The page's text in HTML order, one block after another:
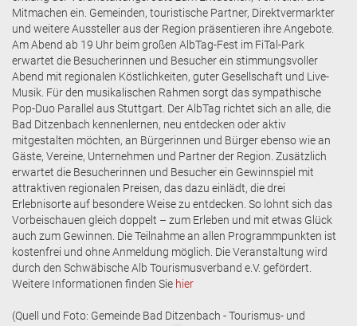
Mitmachen ein. Gemeinden, touristische Partner, Direktvermarkter
und weitere Aussteller aus der Region präsentieren ihre Angebote.
Am Abend ab 19 Uhr beim großen AlbTag-Fest im FiTal-Park
erwartet die Besucherinnen und Besucher ein stimmungsvoller
Abend mit regionalen Köstlichkeiten, guter Gesellschaft und Live-
Musik. Für den musikalischen Rahmen sorgt das sympathische
Pop-Duo Parallel aus Stuttgart. Der AlbTag richtet sich an alle, die
Bad Ditzenbach kennenlernen, neu entdecken oder aktiv
mitgestalten möchten, an Bürgerinnen und Bürger ebenso wie an
Gäste, Vereine, Unternehmen und Partner der Region. Zusätzlich
erwartet die Besucherinnen und Besucher ein Gewinnspiel mit
attraktiven regionalen Preisen, das dazu einlädt, die drei
Erlebnisorte auf besondere Weise zu entdecken. So lohnt sich das
Vorbeischauen gleich doppelt – zum Erleben und mit etwas Glück
auch zum Gewinnen. Die Teilnahme an allen Programmpunkten ist
kostenfrei und ohne Anmeldung möglich. Die Veranstaltung wird
durch den Schwäbische Alb Tourismusverband e.V. gefördert.
Weitere Informationen finden Sie hier
(Quell und Foto: Gemeinde Bad Ditzenbach - Tourismus- und